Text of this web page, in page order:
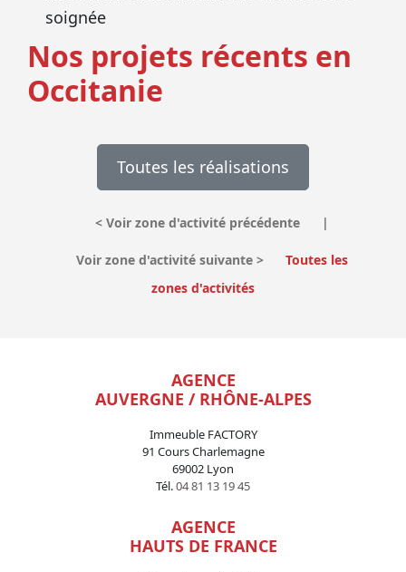
soignée
Nos projets récents en
Occitanie
Toutes les réalisations
< Voir zone d'activité précédente |
Voir zone d'activité suivante >
Toutes les
zones d'activités
AGENCE
AUVERGNE / RHÔNE-ALPES
Immeuble FACTORY
91 Cours Charlemagne
69002 Lyon
Tél.04 81 13 19 45
AGENCE
HAUTS DE FRANCE